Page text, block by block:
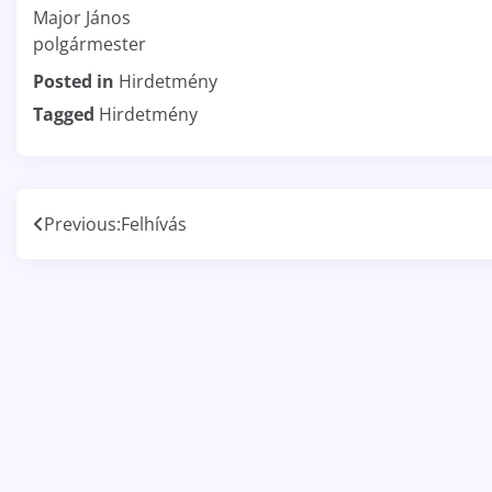
Major János
polgármester
Posted in Hirdetmény
Tagged Hirdetmény
Bejegyzés
Previous:Felhívás